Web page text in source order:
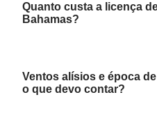
Quanto custa a licença
Bahamas?
Ventos alísios e época
o que devo contar?